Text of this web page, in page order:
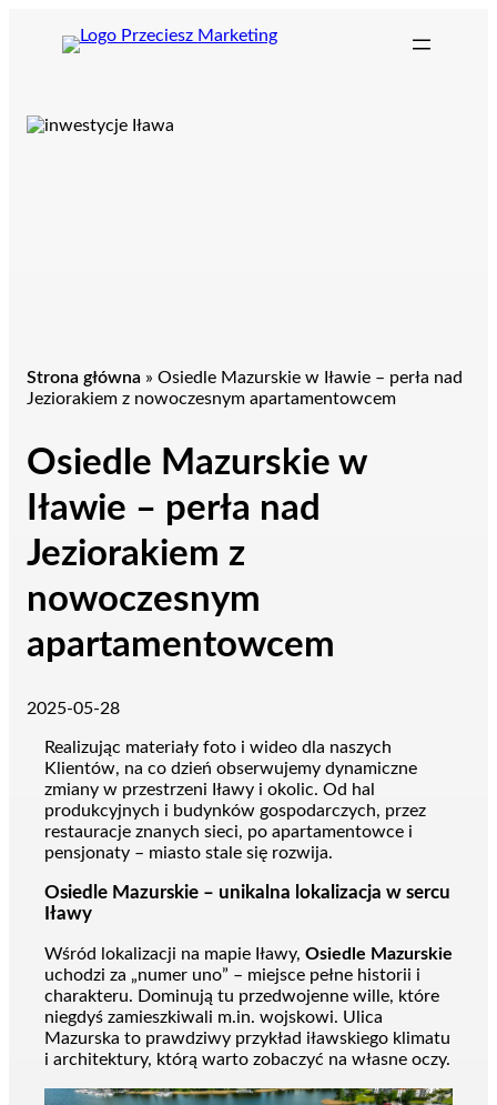
Strona główna » Osiedle Mazurskie w Iławie – perła nad
Jeziorakiem z nowoczesnym apartamentowcem
Osiedle Mazurskie w
Iławie – perła nad
Jeziorakiem z
nowoczesnym
apartamentowcem
2025-05-28
Realizując materiały foto i wideo dla naszych
Klientów, na co dzień obserwujemy dynamiczne
zmiany w przestrzeni Iławy i okolic. Od hal
produkcyjnych i budynków gospodarczych, przez
restauracje znanych sieci, po apartamentowce i
pensjonaty – miasto stale się rozwija.
Osiedle Mazurskie – unikalna lokalizacja w sercu
Iławy
Wśród lokalizacji na mapie Iławy, Osiedle Mazurskie
uchodzi za „numer uno” – miejsce pełne historii i
charakteru. Dominują tu przedwojenne wille, które
niegdyś zamieszkiwali m.in. wojskowi. Ulica
Mazurska to prawdziwy przykład iławskiego klimatu
i architektury, którą warto zobaczyć na własne oczy.